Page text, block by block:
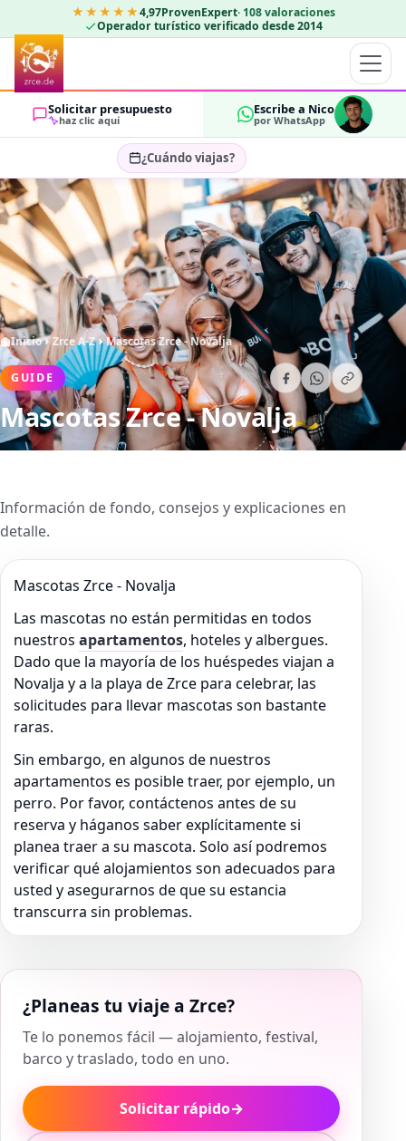
★★★★★4,97ProvenExpert· 108 valoraciones
Operador turístico verificado desde 2014
Solicitar presupuesto
haz clic aquí
Escribe a Nico
por WhatsApp
¿Cuándo viajas?
Seleccionar fechas…
HUÉSPEDES
2 OK
Inicio Zrce A-Z Mascotas Zrce - Novalja
GUIDE
Mascotas Zrce - Novalja
Información de fondo, consejos y explicaciones en
detalle.
Mascotas Zrce - Novalja
Las mascotas no están permitidas en todos
nuestros apartamentos, hoteles y albergues.
Dado que la mayoría de los huéspedes viajan a
Novalja y a la playa de Zrce para celebrar, las
solicitudes para llevar mascotas son bastante
raras.
Sin embargo, en algunos de nuestros
apartamentos es posible traer, por ejemplo, un
perro. Por favor, contáctenos antes de su
reserva y háganos saber explícitamente si
planea traer a su mascota. Solo así podremos
verificar qué alojamientos son adecuados para
usted y asegurarnos de que su estancia
transcurra sin problemas.
¿Planeas tu viaje a Zrce?
Te lo ponemos fácil — alojamiento, festival,
barco y traslado, todo en uno.
Solicitar rápido→